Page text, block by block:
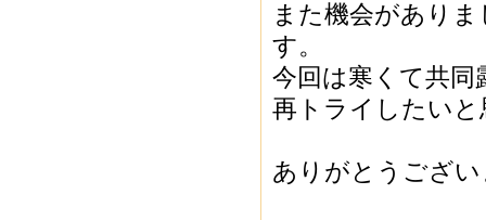
また機会があり
す。
今回は寒くて共同
再トライしたい
ありがとうござ